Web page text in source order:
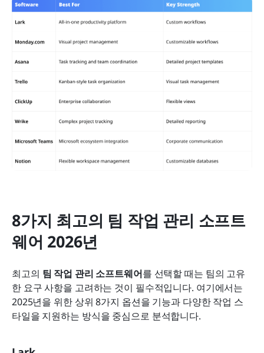
8가지 최고의 팀 작업 관리 소프트
웨어 2026년
최고의 팀 작업 관리 소프트웨어를 선택할 때는 팀의 고유
한 요구 사항을 고려하는 것이 필수적입니다. 여기에서는
2025년을 위한 상위 8가지 옵션을 기능과 다양한 작업 스
타일을 지원하는 방식을 중심으로 분석합니다.